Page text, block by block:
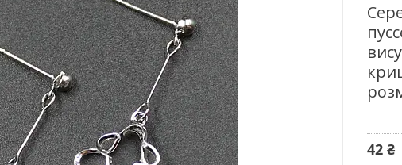
42 ₴